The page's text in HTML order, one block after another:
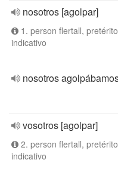
nosotros [agolpar]
1. person flertall,
indicativo
nosotros
vosotros [agolpar]
2. person flertall,
indicativo